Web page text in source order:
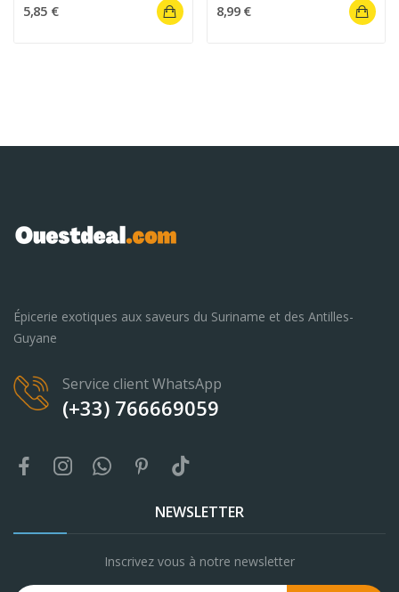
5,85 € 8,99 €
Épicerie exotiques aux saveurs du Suriname et des Antilles-
Guyane
Service client WhatsApp
(+33) 766669059
NEWSLETTER
Inscrivez vous à notre newsletter